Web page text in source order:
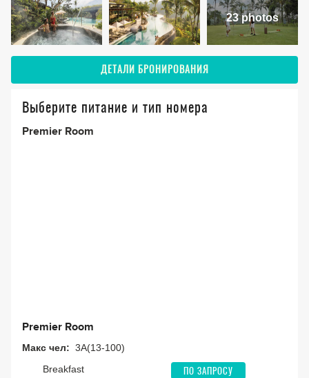
23 photos
ДЕТАЛИ БРОНИРОВАНИЯ
Выберите питание и тип номера
Premier Room
Premier Room
Макс чел: 3A(13-100)
Breakfast
ПО ЗАПРОСУ